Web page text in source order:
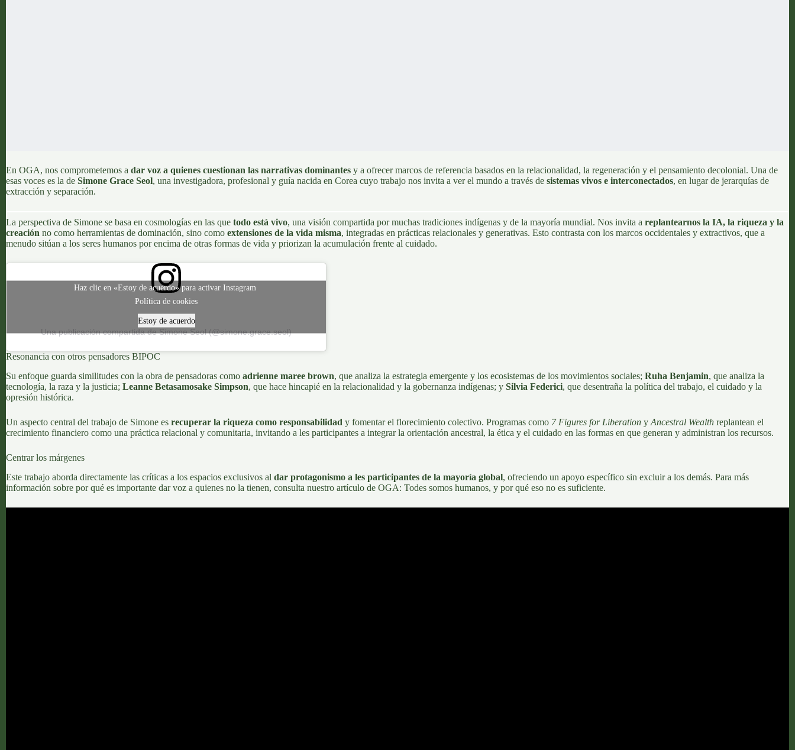
En OGA, nos comprometemos a dar voz a quienes cuestionan las narrativas dominantes y a ofrecer marcos de referencia basados en la relacionalidad, la regeneración y el pensamiento decolonial. Una de
esas voces es la de Simone Grace Seol, una investigadora, profesional y guía nacida en Corea cuyo trabajo nos invita a ver el mundo a través de sistemas vivos e interconectados, en lugar de jerarquías de
extracción y separación.
La perspectiva de Simone se basa en cosmologías en las que todo está vivo, una visión compartida por muchas tradiciones indígenas y de la mayoría mundial. Nos invita a replantearnos la IA, la riqueza y la
creación no como herramientas de dominación, sino como extensiones de la vida misma, integradas en prácticas relacionales y generativas. Esto contrasta con los marcos occidentales y extractivos, que a
menudo sitúan a los seres humanos por encima de otras formas de vida y priorizan la acumulación frente al cuidado.
Una publicación compartida de Simone Seol (@simone.grace.seol)
Haz clic en «Estoy de acuerdo» para activar Instagram
Política de cookies
Estoy de acuerdo
Resonancia con otros pensadores BIPOC
Su enfoque guarda similitudes con la obra de pensadoras como adrienne maree brown, que analiza la estrategia emergente y los ecosistemas de los movimientos sociales; Ruha Benjamin, que analiza la
tecnología, la raza y la justicia; Leanne Betasamosake Simpson, que hace hincapié en la relacionalidad y la gobernanza indígenas; y Silvia Federici, que desentraña la política del trabajo, el cuidado y la
opresión histórica.
Un aspecto central del trabajo de Simone es recuperar la riqueza como responsabilidad y fomentar el florecimiento colectivo. Programas como 7 Figures for Liberation y Ancestral Wealth replantean el
crecimiento financiero como una práctica relacional y comunitaria, invitando a les participantes a integrar la orientación ancestral, la ética y el cuidado en las formas en que generan y administran los recursos.
Centrar los márgenes
Este trabajo aborda directamente las críticas a los espacios exclusivos al dar protagonismo a les participantes de la mayoría global, ofreciendo un apoyo específico sin excluir a los demás. Para más
información sobre por qué es importante dar voz a quienes no la tienen, consulta nuestro artículo de OGA: Todes somos humanos, y por qué eso no es suficiente.